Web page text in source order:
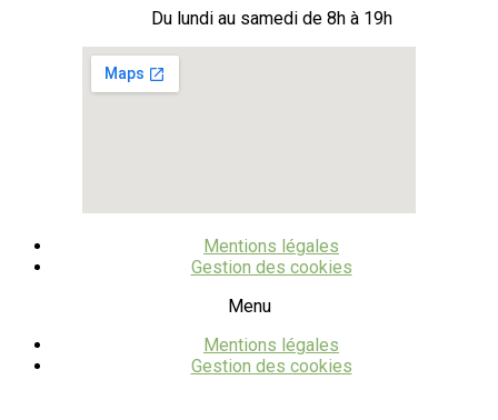
Du lundi au samedi de 8h à 19h
Mentions légales
Gestion des cookies
Menu
Mentions légales
Gestion des cookies